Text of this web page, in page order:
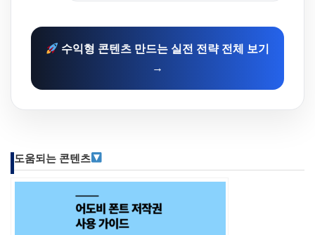
수익형 콘텐츠 만드는 실전 전략 전체 보기
→
도움되는 콘텐츠